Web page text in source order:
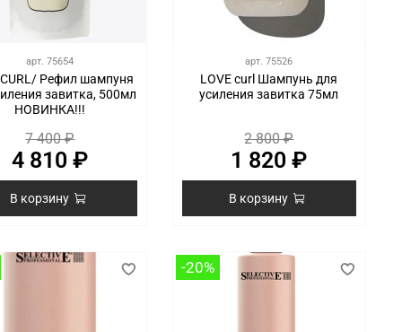
арт.75654
CURL/ Рефил шампуня
завитка, 500мл
НОВИНКА!!!
7 400 ₽
4 810 ₽
В корзину
арт.75526
LOVE curl Шампунь для
усиления завитка 75мл
2 800 ₽
1 820 ₽
В корзину
-20%